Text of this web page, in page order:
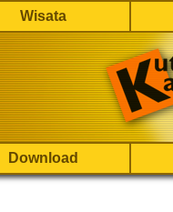
Wisata
Download